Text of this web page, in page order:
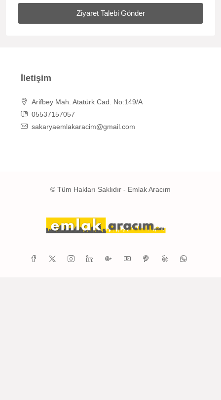
Ziyaret Talebi Gönder
İletişim
Arifbey Mah. Atatürk Cad. No:149/A
05537157057
sakaryaemlakaracim@gmail.com
© Tüm Hakları Saklıdır - Emlak Aracım